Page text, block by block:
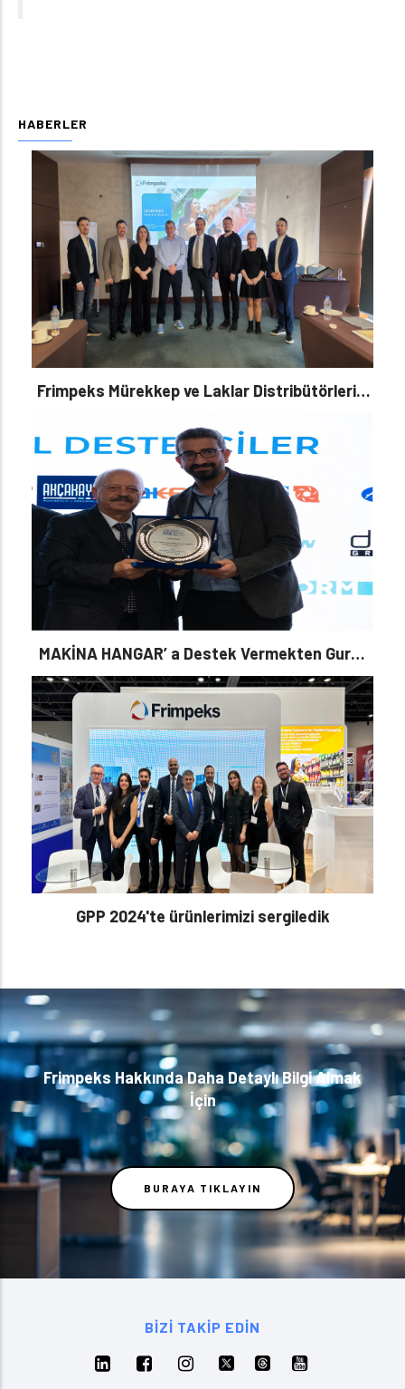
HABERLER
Frimpeks Mürekkep ve Laklar Distribütörlerini
MAKİNA HANGAR’ a Destek Vermekten Gurur
Duyuyoruz.
GPP 2024'te ürünlerimizi sergiledik
Frimpeks Hakkında Daha Detaylı Bilgi Almak
İçin
BURAYA TIKLAYIN
BIZI TAKIP EDIN